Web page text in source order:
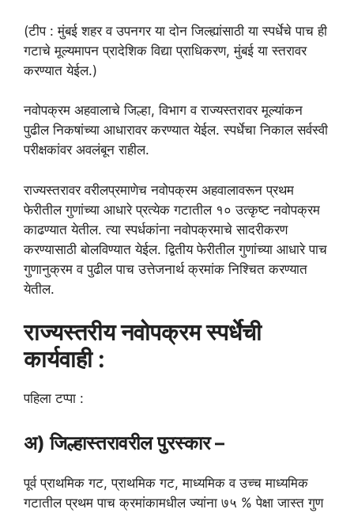
(टीप : मुंबई शहर व उपनगर या दोन जिल्ह्यांसाठी या स्पर्धेचे पाच ही
गटाचे मूल्यमापन प्रादेशिक विद्या प्राधिकरण, मुंबई या स्तरावर
करण्यात येईल.)
नवोपक्रम अहवालाचे जिल्हा, विभाग व राज्यस्तरावर मूल्यांकन
पुढील निकषांच्या आधारावर करण्यात येईल. स्पर्धेचा निकाल सर्वस्वी
परीक्षकांवर अवलंबून राहील.
राज्यस्तरावर वरीलप्रमाणेच नवोपक्रम अहवालावरून प्रथम
फेरीतील गुणांच्या आधारे प्रत्येक गटातील १० उत्कृष्ट नवोपक्रम
काढण्यात येतील. त्या स्पर्धकांना नवोपक्रमाचे सादरीकरण
करण्यासाठी बोलविण्यात येईल. द्वितीय फेरीतील गुणांच्या आधारे पाच
गुणानुक्रम व पुढील पाच उत्तेजनार्थ क्रमांक निश्चित करण्यात
येतील.
राज्यस्तरीय नवोपक्रम स्पर्धेची
कार्यवाही :
पहिला टप्पा :
अ) जिल्हास्तरावरील पुरस्कार –
पूर्व प्राथमिक गट, प्राथमिक गट, माध्यमिक व उच्च माध्यमिक
गटातील प्रथम पाच क्रमांकामधील ज्यांना ७५ % पेक्षा जास्त गुण